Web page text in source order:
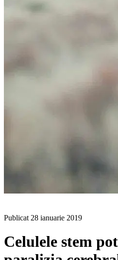
Publicat 28 ianuarie 2019
Celulele stem